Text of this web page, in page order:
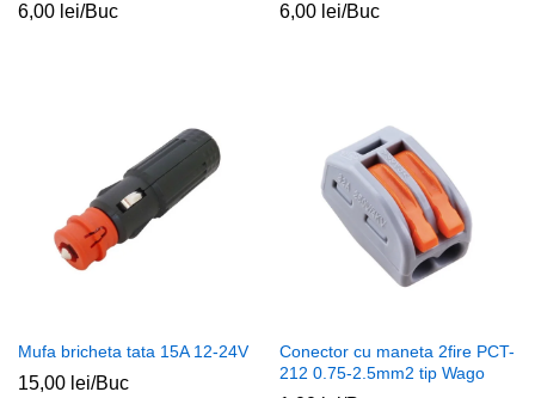
6,00 lei/Buc 6,00 lei/Buc
Mufa bricheta tata 15A 12-24V
15,00 lei/Buc
Conector cu maneta 2fire PCT-
212 0.75-2.5mm2 tip Wago